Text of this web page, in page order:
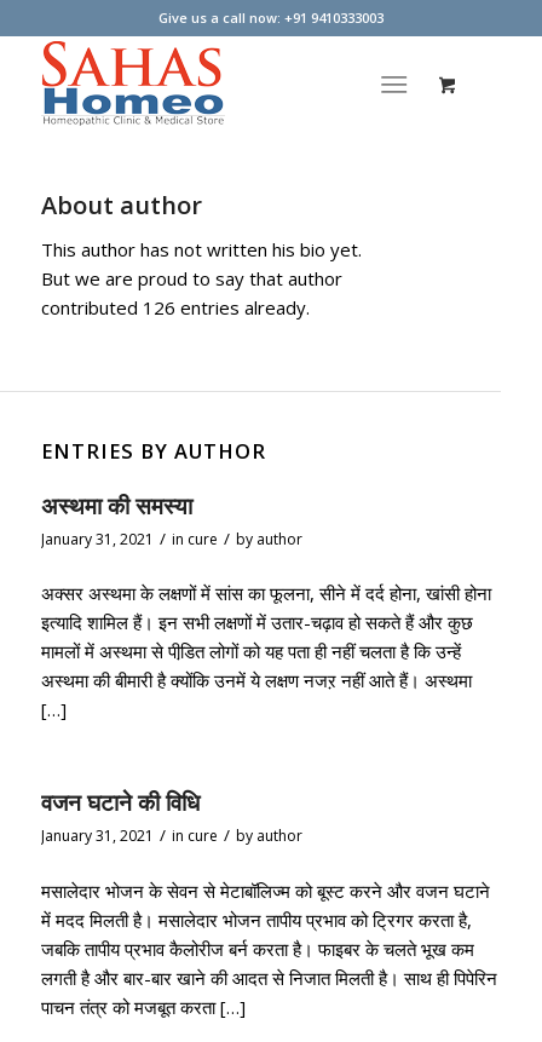
Give us a call now: +91 9410333003
About author
This author has not written his bio yet.
But we are proud to say that author
contributed 126 entries already.
ENTRIES BY AUTHOR
अस्थमा की समस्या
January 31, 2021 / in cure / by author
अक्सर अस्थमा के लक्षणों में सांस का फूलना, सीने में दर्द होना, खांसी होना
इत्यादि शामिल हैं। इन सभी लक्षणों में उतार-चढ़ाव हो सकते हैं और कुछ
मामलों में अस्थमा से पीडि़त लोगों को यह पता ही नहीं चलता है कि उन्हें
अस्थमा की बीमारी है क्योंकि उनमें ये लक्षण नजऱ नहीं आते हैं। अस्थमा
[…]
वजन घटाने की विधि
January 31, 2021 / in cure / by author
मसालेदार भोजन के सेवन से मेटाबॉलिज्म को बूस्ट करने और वजन घटाने
में मदद मिलती है। मसालेदार भोजन तापीय प्रभाव को ट्रिगर करता है,
जबकि तापीय प्रभाव कैलोरीज बर्न करता है। फाइबर के चलते भूख कम
लगती है और बार-बार खाने की आदत से निजात मिलती है। साथ ही पिपेरिन
पाचन तंत्र को मजबूत करता […]